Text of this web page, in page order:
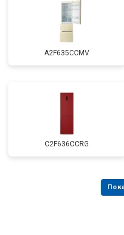
A2F635CCMV
C2F636CCRG